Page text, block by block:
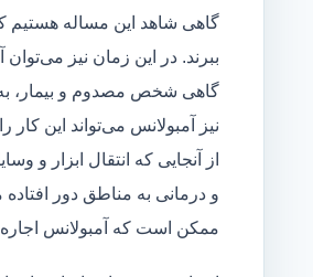
گاهی شاهد این مساله هستیم
ببرند. در این زمان نیز می‌توان
گاهی شخص مصدوم و بیمار، به
نیز آمبولانس می‌تواند این کار
از آنجایی که انتقال ابزار
و درمانی به مناطق دور
ممکن است که آمبولانس